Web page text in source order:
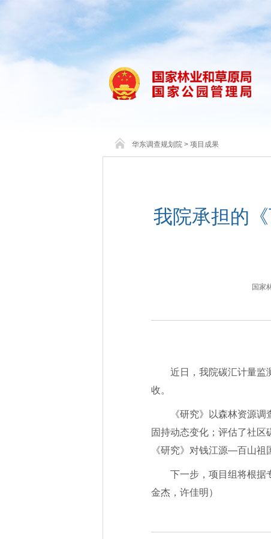
华东调查规划院 > 项目成果
我院承担的
国家
近日，我院碳汇计量监
收。
《研究》以森林资源
固持动态变化；评估了社区
《研究》对钱江源—百山祖
下一步，项目组将根据
金杰，许佳明）